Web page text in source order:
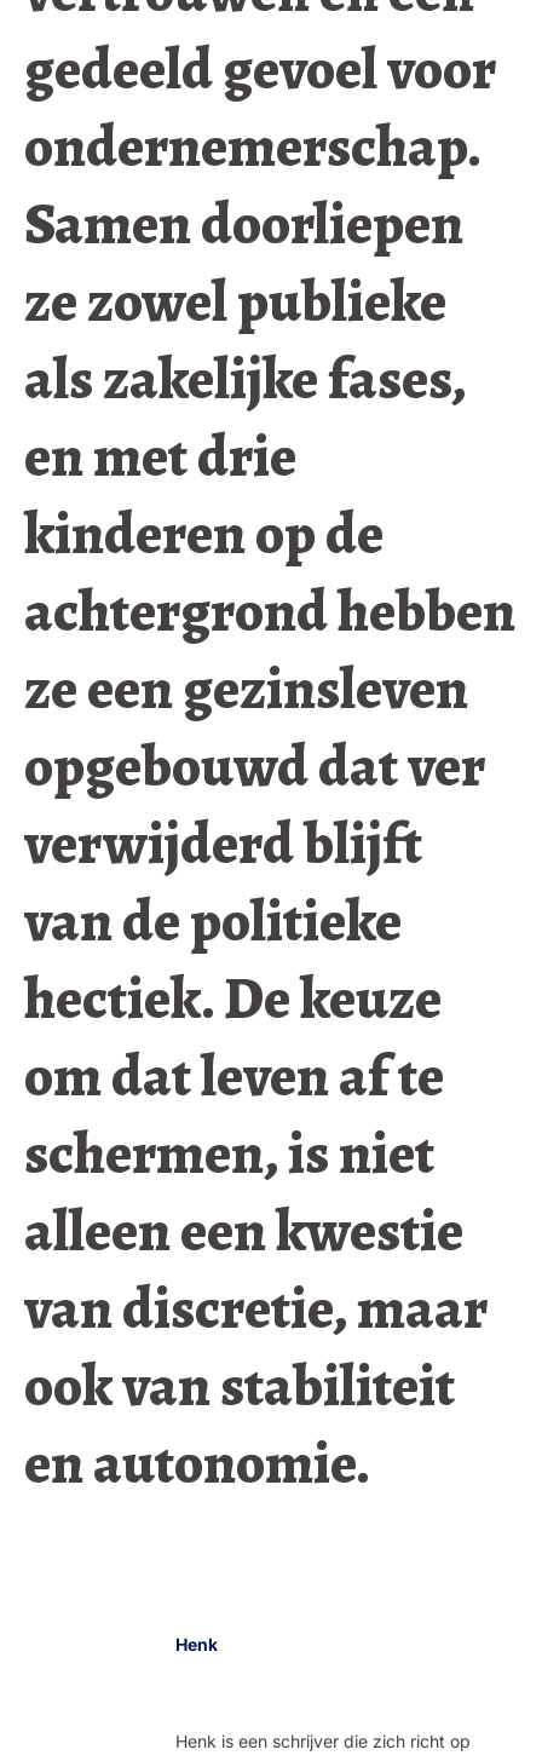
gedeeld gevoel voor
ondernemerschap.
Samen doorliepen
ze zowel publieke
als zakelijke fases,
en met drie
kinderen op de
achtergrond hebben
ze een gezinsleven
opgebouwd dat ver
verwijderd blijft
van de politieke
hectiek. De keuze
om dat leven af te
schermen, is niet
alleen een kwestie
van discretie, maar
ook van stabiliteit
en autonomie.
Henk
Henk is een schrijver die zich richt op